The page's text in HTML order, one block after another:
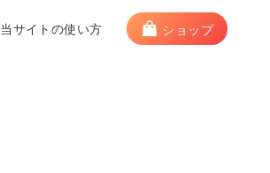
当サイトの使い方 ショップ